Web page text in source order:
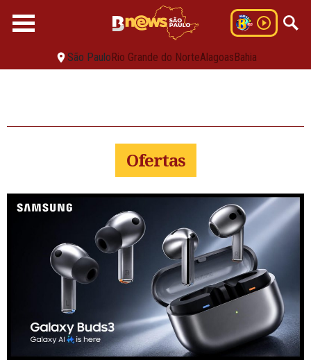
São PauloRio Grande do NorteAlagoasBahia
Ofertas